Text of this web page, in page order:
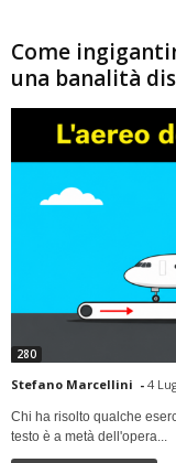
Come
una banalità
280
Stefano Marcellini - 4
Chi ha risolto qualche
testo è a metà dell'opera...